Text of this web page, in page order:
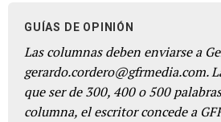
GUÍAS DE OPINIÓN
Las columnas deben enviarse a
gerardo.cordero@gfrmedia.com.
que ser de 300, 400 o 500
columna, el escritor concede a